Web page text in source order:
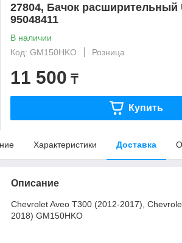
27804, Бачок расширительный
95048411
В наличии
Код: GM150HKO
Розница
11 500 ₸
Купить
Характеристики Доставка
Описание
Chevrolet Aveo T300 (2012-2017),
2018) GM150HKO